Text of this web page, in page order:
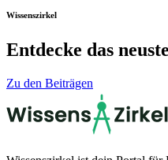
Wissenszirkel
Entdecke das
Zu den Beiträgen